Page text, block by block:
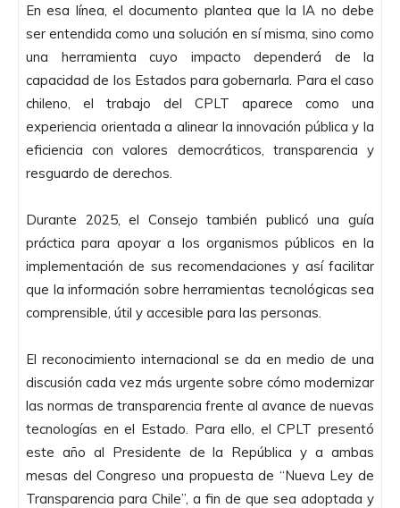
En esa línea, el documento plantea que la IA no debe
ser entendida como una solución en sí misma, sino como
una herramienta cuyo impacto dependerá de la
capacidad de los Estados para gobernarla. Para el caso
chileno, el trabajo del CPLT aparece como una
experiencia orientada a alinear la innovación pública y la
eficiencia con valores democráticos, transparencia y
resguardo de derechos.
Durante 2025, el Consejo también publicó una guía
práctica para apoyar a los organismos públicos en la
implementación de sus recomendaciones y así facilitar
que la información sobre herramientas tecnológicas sea
comprensible, útil y accesible para las personas.
El reconocimiento internacional se da en medio de una
discusión cada vez más urgente sobre cómo modernizar
las normas de transparencia frente al avance de nuevas
tecnologías en el Estado. Para ello, el CPLT presentó
este año al Presidente de la República y a ambas
mesas del Congreso una propuesta de “Nueva Ley de
Transparencia para Chile”, a fin de que sea adoptada y